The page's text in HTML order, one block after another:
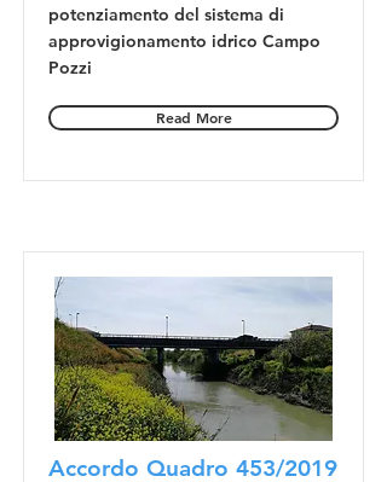
potenziamento del sistema di
approvigionamento idrico Campo
Pozzi
Read More
Accordo Quadro 453/2019